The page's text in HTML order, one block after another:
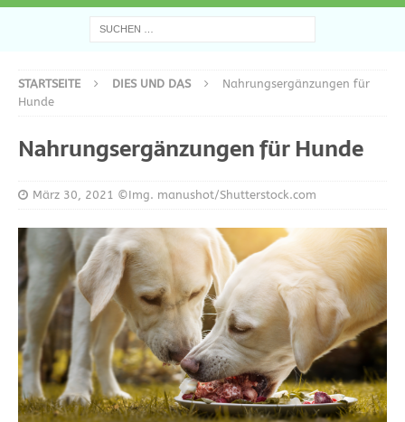
STARTSEITE DIES UND DAS
Nahrungsergänzungen für
Hunde
Nahrungsergänzungen für Hunde
März 30, 2021 ©Img. manushot/Shutterstock.com